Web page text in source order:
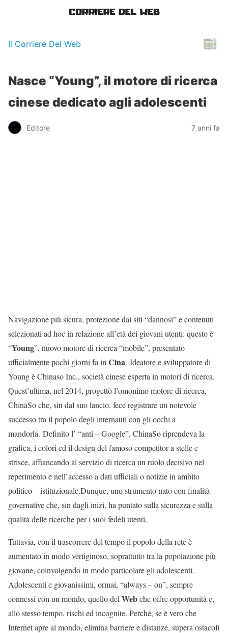
Il Corriere Del Web
Nasce “Young”, il motore di ricerca
cinese dedicato agli adolescenti
Editore 7 anni fa
Navigazione più sicura, protezione dai siti “dannosi” e contenuti
selezionati ad hoc in relazione all’età dei giovani utenti: questo è
“Young”, nuovo motore di ricerca “mobile”, presentato
ufficialmente pochi giorni fa in Cina. Ideatore e sviluppatore di
Young è Chinaso Inc., società cinese esperta in motori di ricerca.
Quest’ultima, nel 2014, progettò l’omonimo motore di ricerca,
ChinaSo che, sin dal suo lancio, fece registrare un notevole
successo tra il popolo degli internauti con gli occhi a
mandorla. Definito l’ “anti – Google”, ChinaSo riprendeva la
grafica, i colori ed il design del famoso competitor a stelle e
strisce, affiancando al servizio di ricerca un ruolo decisivo nel
reperimento e nell’accesso a dati ufficiali o notizie in ambito
politico – istituzionale.Dunque, uno strumento nato con finalità
governative che, sin dagli inizi, ha puntato sulla sicurezza e sulla
qualità delle ricerche per i suoi fedeli utenti.
Tuttavia, con il trascorrere del tempo il popolo della rete è
aumentato in modo vertiginoso, soprattutto tra la popolazione più
giovane, coinvolgendo in modo particolare gli adolescenti.
Adolescenti e giovanissimi, ormai, “always – on”, sempre
connessi con un mondo, quello del Webche offre opportunità e,
allo stesso tempo, rischi ed incognite. Perché, se è vero che
Internet apre al mondo, elimina barriere e distanze, supera ostacoli